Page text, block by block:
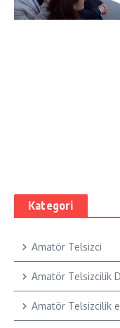
Kategori
Amatör Telsizci
Amatör Telsizcilik
Amatör Telsizcilik